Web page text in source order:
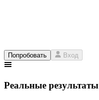
Попробовать Вход
Реальные результаты